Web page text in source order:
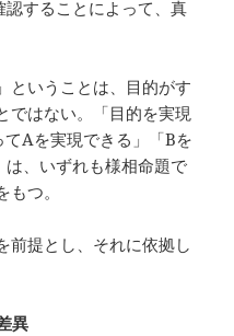
することによって、真
ということは、目的がす
ではない。「目的を実現
Aを実現できる」「Bを
、いずれも様相命題で
つ。
前提とし、それに依拠し
異